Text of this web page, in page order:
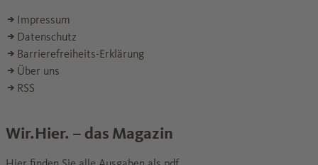
Impressum
Datenschutz
Barrierefreiheits-Erklärung
Über uns
RSS
Wir.Hier. – das Magazin